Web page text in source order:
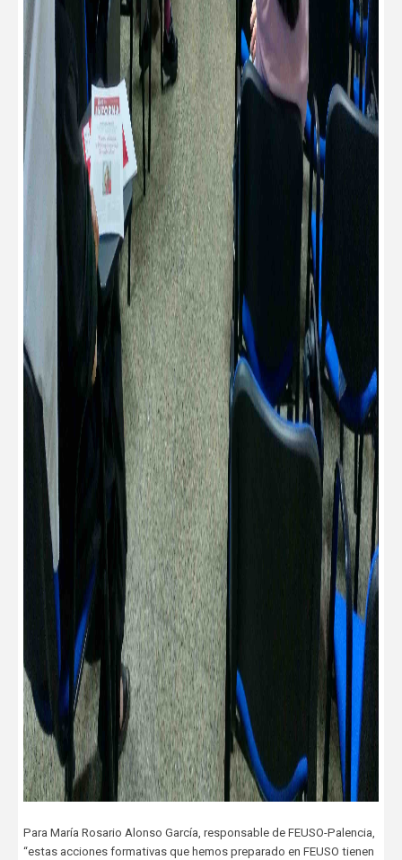
Para María Rosario Alonso García, responsable de FEUSO-Palencia,
“estas acciones formativas que hemos preparado en FEUSO tienen